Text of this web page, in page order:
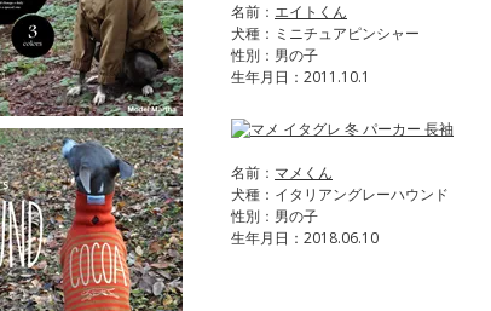
名前： エイトくん
犬種：ミニチュアピンシャー
性別：男の子
生年月日：2011.10.1
名前： マメくん
犬種：イタリアングレーハウンド
性別：男の子
生年月日：2018.06.10